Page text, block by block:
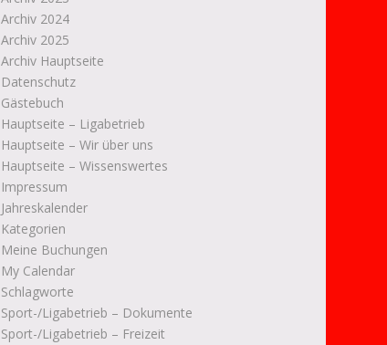
Archiv 2024
Archiv 2025
Archiv Hauptseite
Datenschutz
Gästebuch
Hauptseite – Ligabetrieb
Hauptseite – Wir über uns
Hauptseite – Wissenswertes
Impressum
Jahreskalender
Kategorien
Meine Buchungen
My Calendar
Schlagworte
Sport-/Ligabetrieb – Dokumente
Sport-/Ligabetrieb – Freizeit